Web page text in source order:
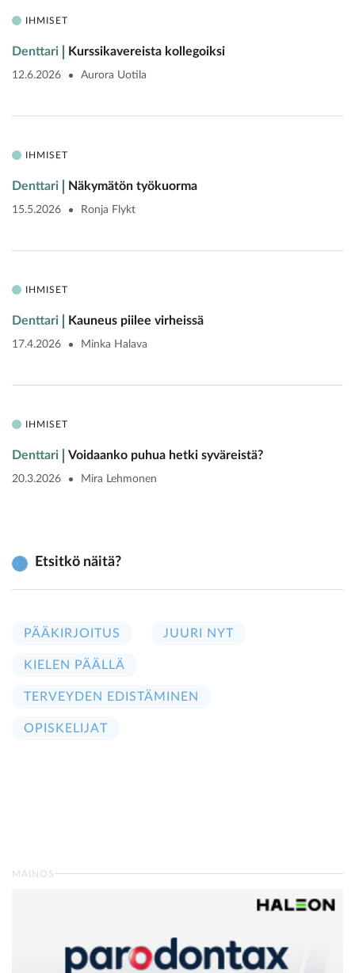
IHMISET
Denttari Kurssikavereista kollegoiksi
12.6.2026 Aurora Uotila
IHMISET
Denttari Näkymätön työkuorma
15.5.2026 Ronja Flykt
IHMISET
Denttari Kauneus piilee virheissä
17.4.2026 Minka Halava
IHMISET
Denttari Voidaanko puhua hetki syväreistä?
20.3.2026 Mira Lehmonen
Etsitkö näitä?
PÄÄKIRJOITUS JUURI NYT
KIELEN PÄÄLLÄ
TERVEYDEN EDISTÄMINEN
OPISKELIJAT
MAINOS